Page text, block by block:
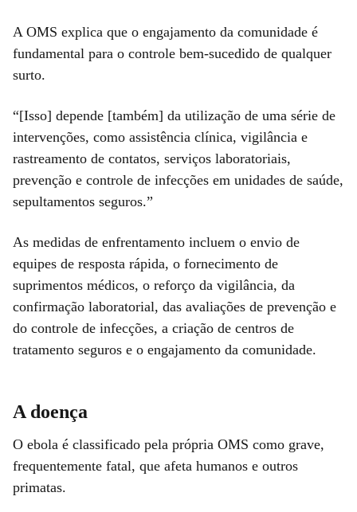
A OMS explica que o engajamento da comunidade é
fundamental para o controle bem-sucedido de qualquer
surto.
“[Isso] depende [também] da utilização de uma série de
intervenções, como assistência clínica, vigilância e
rastreamento de contatos, serviços laboratoriais,
prevenção e controle de infecções em unidades de saúde,
sepultamentos seguros.”
As medidas de enfrentamento incluem o envio de
equipes de resposta rápida, o fornecimento de
suprimentos médicos, o reforço da vigilância, da
confirmação laboratorial, das avaliações de prevenção e
do controle de infecções, a criação de centros de
tratamento seguros e o engajamento da comunidade.
A doença
O ebola é classificado pela própria OMS como grave,
frequentemente fatal, que afeta humanos e outros
primatas.